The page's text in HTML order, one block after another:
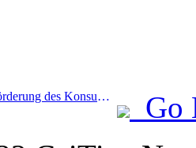
Prev:Echtes Geld zur Förderung des Konsums: Viele Orte haben Konsumgutscheine für Kultur und Tourismus zum 1. Mai ausgegeben
Go